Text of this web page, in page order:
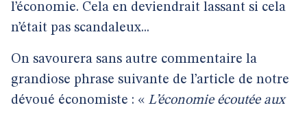
l’économie. Cela en deviendrait lassant si cela
n’était pas scandaleux...
On savourera sans autre commentaire la
grandiose phrase suivante de l’article de notre
dévoué économiste : « L’économie écoutée aux